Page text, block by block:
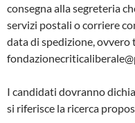
consegna alla segreteria
servizi postali o corriere
data di spedizione, ovvero
I candidati dovranno
si riferisce la ricerca